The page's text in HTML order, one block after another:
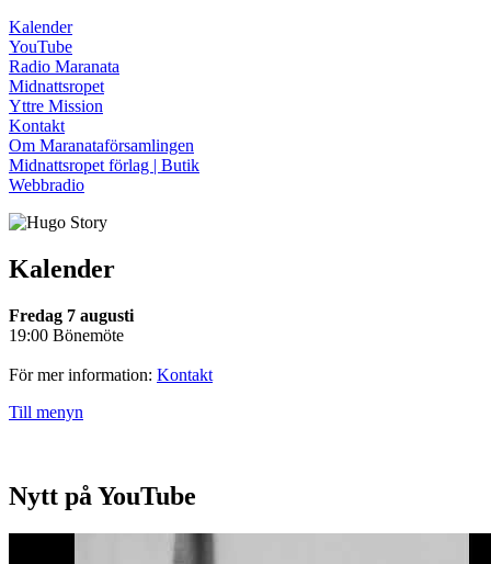
Kalender
YouTube
Radio Maranata
Midnattsropet
Yttre Mission
Kontakt
Om Maranataförsamlingen
Midnattsropet förlag | Butik
Webbradio
Kalender
Fredag 7 augusti
19:00 Bönemöte
För mer information: Kontakt
Till menyn
Nytt på YouTube